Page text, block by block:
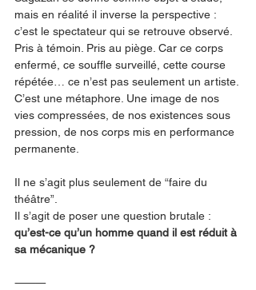
mais en réalité il inverse la perspective :
c’est le spectateur qui se retrouve observé.
Pris à témoin. Pris au piège. Car ce corps
enfermé, ce souffle surveillé, cette course
répétée… ce n’est pas seulement un artiste.
C’est une métaphore. Une image de nos
vies compressées, de nos existences sous
pression, de nos corps mis en performance
permanente.
Il ne s’agit plus seulement de “faire du
théâtre”.
Il s’agit de poser une question brutale :
qu’est-ce qu’un homme quand il est réduit à
sa mécanique ?
⸻